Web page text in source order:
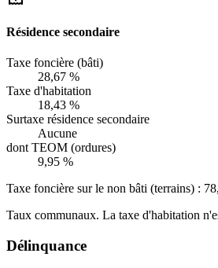
Résidence secondaire
Taxe foncière (bâti)
28,67 %
Taxe d'habitation
18,43 %
Surtaxe résidence secondaire
Aucune
dont TEOM (ordures)
9,95 %
Taxe foncière sur le non bâti (terrains) :
Taux communaux. La taxe d'habitation
Délinquance